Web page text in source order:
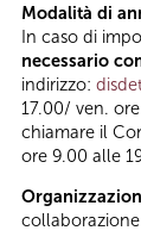
Modalità di
In caso di
necessario
indirizzo:
17.00/ ven.
chiamare il
ore 9.00 alle